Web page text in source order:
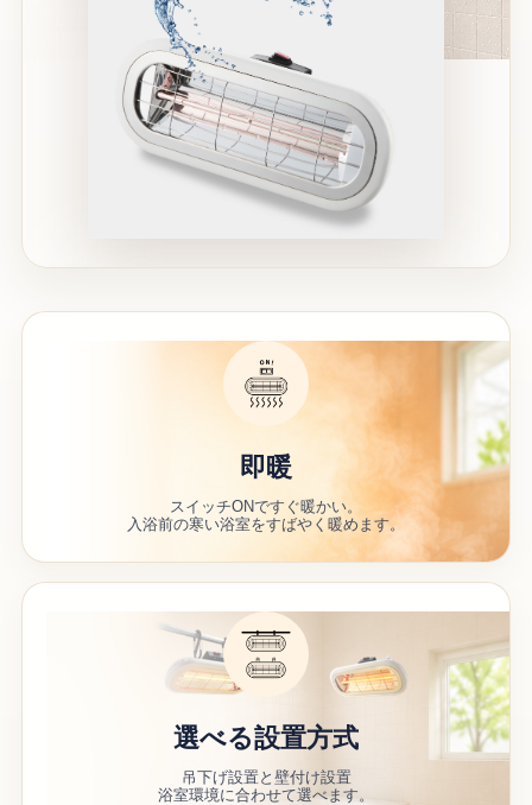
即暖
スイッチONですぐ暖かい。
入浴前の寒い浴室をすばやく暖めます。
選べる設置方式
吊下げ設置と壁付け設置
浴室環境に合わせて選べます。